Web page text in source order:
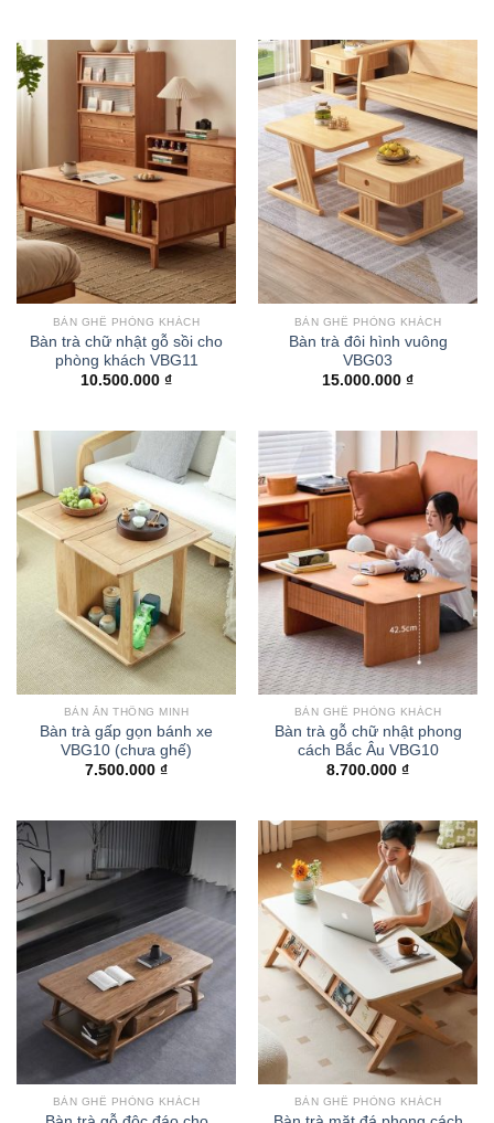
BÀN GHẾ PHÒNG KHÁCH
Bàn trà chữ nhật gỗ sồi cho
phòng khách VBG11
10.500.000 ₫
BÀN GHẾ PHÒNG KHÁCH
Bàn trà đôi hình vuông
VBG03
15.000.000 ₫
BÀN ĂN THÔNG MINH
Bàn trà gấp gọn bánh xe
VBG10 (chưa ghế)
7.500.000 ₫
BÀN GHẾ PHÒNG KHÁCH
Bàn trà gỗ chữ nhật phong
cách Bắc Âu VBG10
8.700.000 ₫
BÀN GHẾ PHÒNG KHÁCH BÀN GHẾ PHÒNG KHÁCH